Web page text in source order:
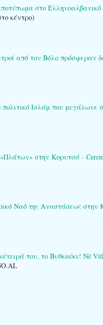
στο
κέντρο)
από τον Βόλο πρόσφεραν
Ισλάμ που μεγάλωνε
στην Κορυτσά -
Ναό της Αναστάσεως στην
του, το Βυθκούκι! Në